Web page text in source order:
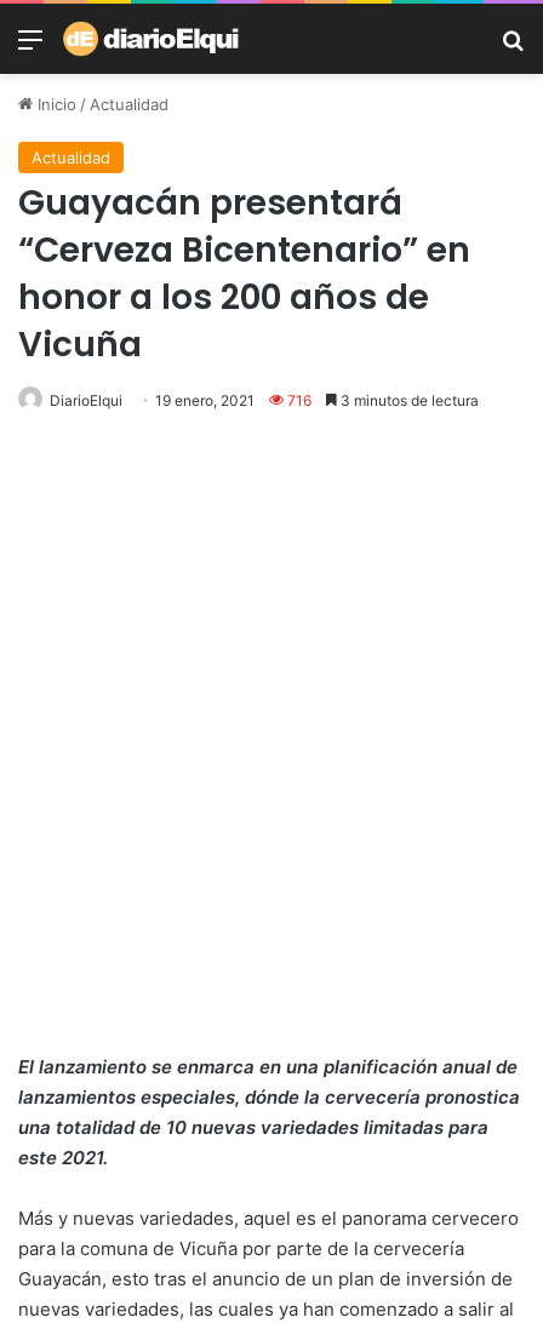
Menú
Inicio /Actualidad
Actualidad
Guayacán presentará
“Cerveza Bicentenario” en
honor a los 200 años de
Vicuña
DiarioElqui 19 enero, 2021 716 3 minutos de lectura
El lanzamiento se enmarca en una planificación anual de
lanzamientos especiales, dónde la cervecería pronostica
una totalidad de 10 nuevas variedades limitadas para
este 2021.
Más y nuevas variedades, aquel es el panorama cervecero
para la comuna de Vicuña por parte de la cervecería
Guayacán, esto tras el anuncio de un plan de inversión de
nuevas variedades, las cuales ya han comenzado a salir al